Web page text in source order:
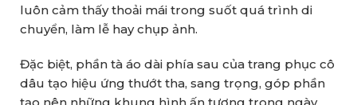
luôn cảm thấy thoải mái trong suốt quá trình di
chuyển, làm lễ hay chụp ảnh.
Đặc biệt, phần tà áo dài phía sau của trang phục cô
dâu tạo hiệu ứng thướt tha, sang trọng, góp phần